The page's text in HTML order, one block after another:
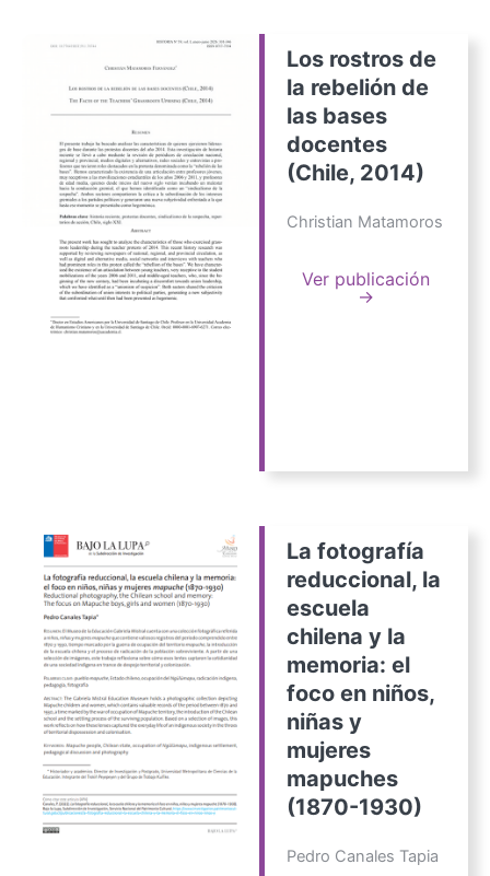
Los rostros de
la rebelión de
las bases
docentes
(Chile, 2014)
Christian Matamoros
Ver publicación
→
La fotografía
reduccional, la
escuela
chilena y la
memoria: el
foco en niños,
niñas y
mujeres
mapuches
(1870-1930)
Pedro Canales Tapia